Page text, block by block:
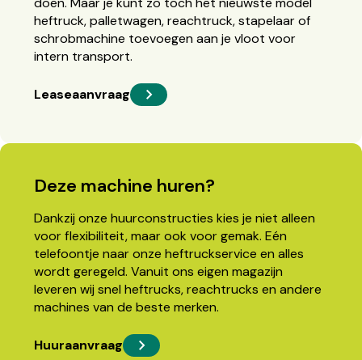
heftruck, palletwagen, reachtruck, stapelaar of
schrobmachine toevoegen aan je vloot voor
intern transport.
Leaseaanvraag
Deze machine huren?
Dankzij onze huurconstructies kies je niet alleen
voor flexibiliteit, maar ook voor gemak. Eén
telefoontje naar onze heftruckservice en alles
wordt geregeld. Vanuit ons eigen magazijn
leveren wij snel heftrucks, reachtrucks en andere
machines van de beste merken.
Huuraanvraag